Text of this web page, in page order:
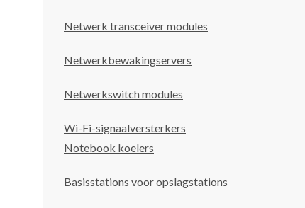
Netwerk transceiver modules
Netwerkbewakingservers
Netwerkswitch modules
Wi-Fi-signaalversterkers
Notebook koelers
Basisstations voor opslagstations